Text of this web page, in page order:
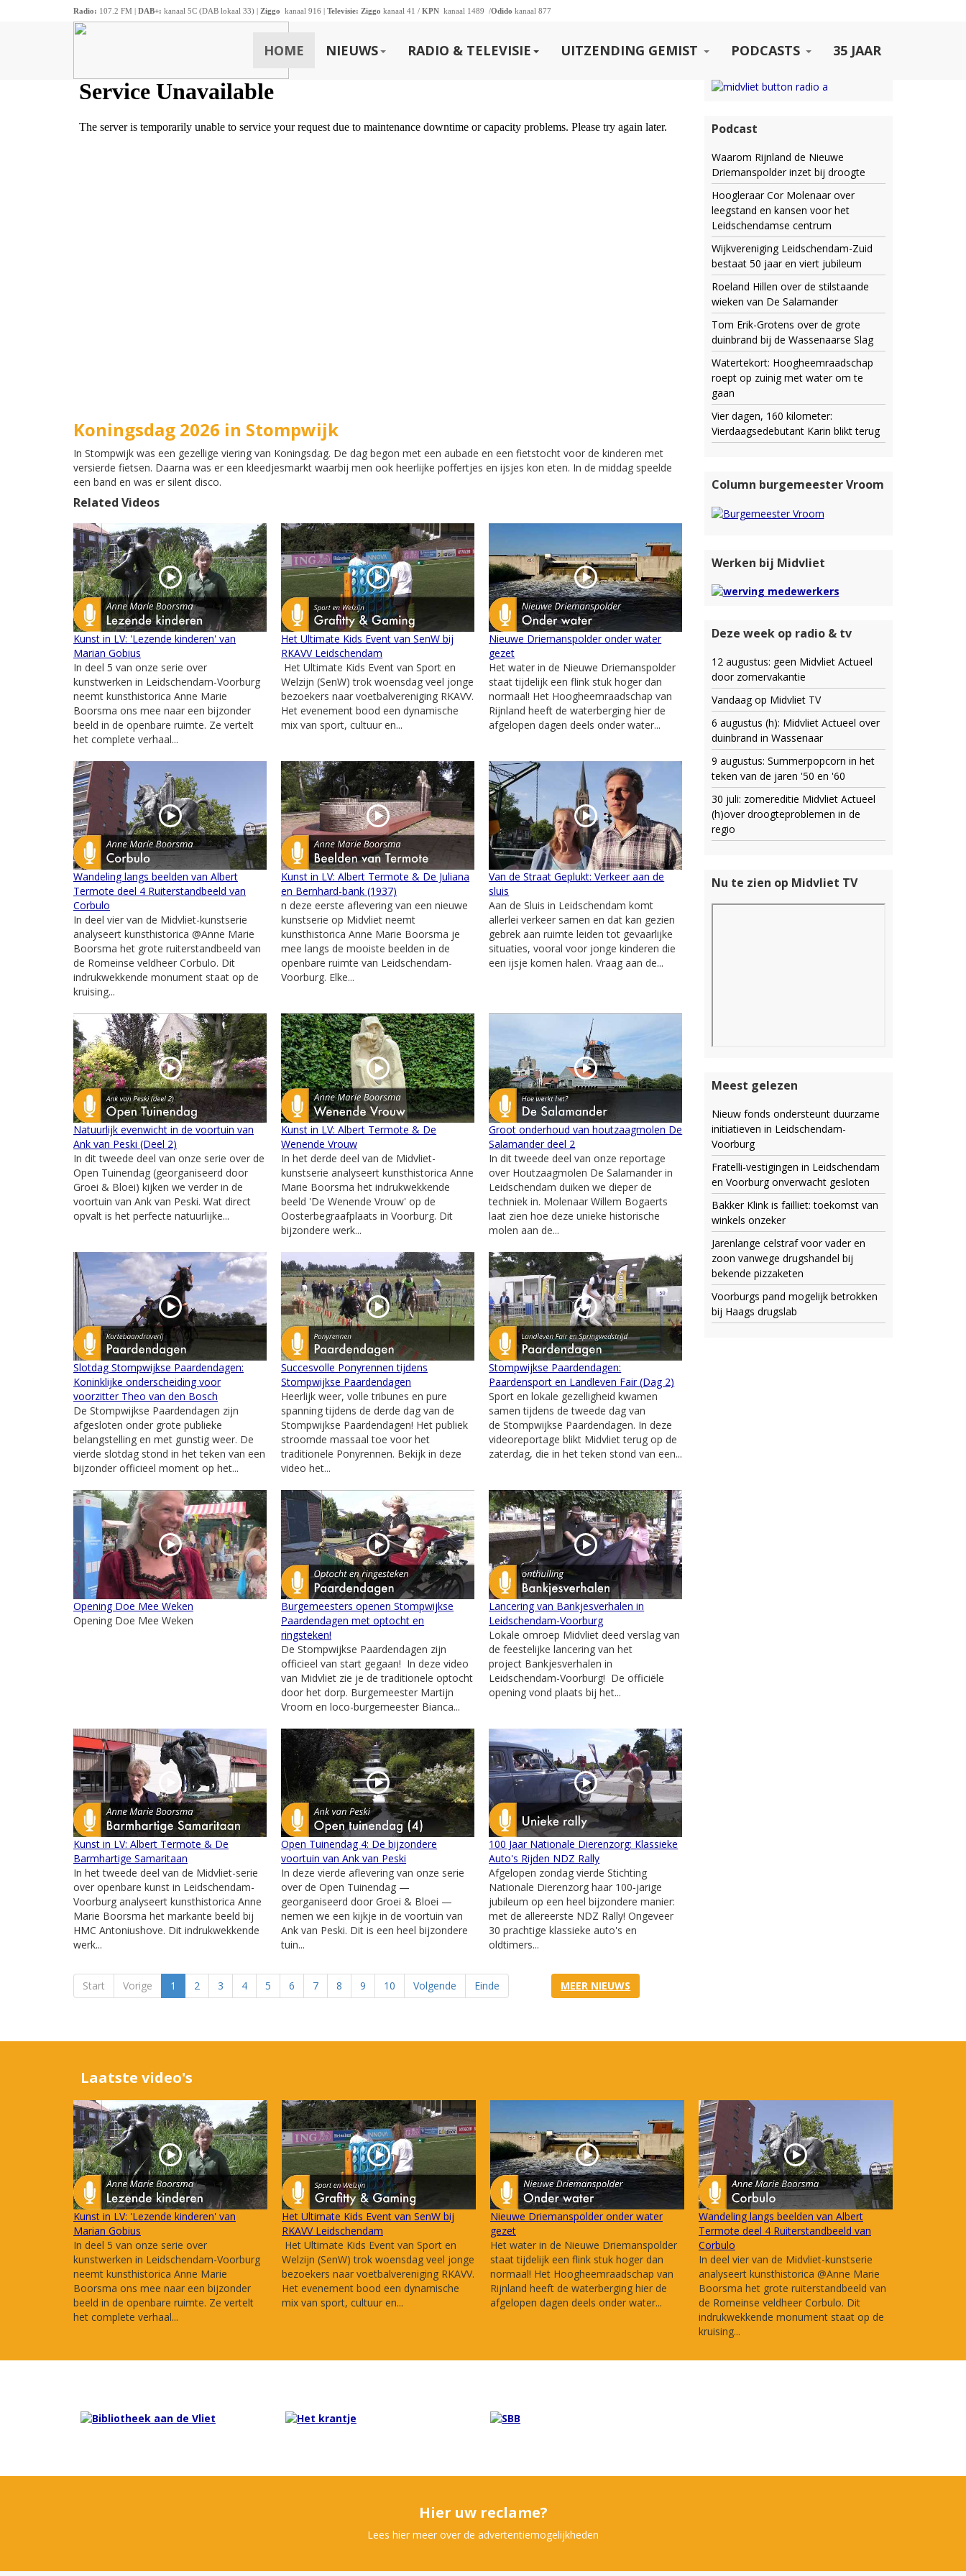
Radio: 107.2 FM | DAB+: kanaal 5C (DAB lokaal 33) | Ziggo kanaal 916 | Televisie: Ziggo kanaal 41 / KPN kanaal 1489 /Odido kanaal 877
HOME NIEUWS RADIO & TELEVISIE UITZENDING GEMIST PODCASTS 35 JAAR
Koningsdag 2026 in Stompwijk
In Stompwijk was een gezellige viering van Koningsdag. De dag begon met een aubade en een fietstocht voor de kinderen met
versierde fietsen. Daarna was er een kleedjesmarkt waarbij men ook heerlijke poffertjes en ijsjes kon eten. In de middag speelde
een band en was er silent disco.
Related Videos
Kunst in LV: 'Lezende kinderen' van
Marian Gobius
In deel 5 van onze serie over
kunstwerken in Leidschendam-Voorburg
neemt kunsthistorica Anne Marie
Boorsma ons mee naar een bijzonder
beeld in de openbare ruimte. Ze vertelt
het complete verhaal...
Het Ultimate Kids Event van SenW bij
RKAVV Leidschendam
Het Ultimate Kids Event van Sport en
Welzijn (SenW) trok woensdag veel jonge
bezoekers naar voetbalvereniging RKAVV.
Het evenement bood een dynamische
mix van sport, cultuur en...
Nieuwe Driemanspolder onder water
gezet
Het water in de Nieuwe Driemanspolder
staat tijdelijk een flink stuk hoger dan
normaal! Het Hoogheemraadschap van
Rijnland heeft de waterberging hier de
afgelopen dagen deels onder water...
Wandeling langs beelden van Albert
Termote deel 4 Ruiterstandbeeld van
Corbulo
In deel vier van de Midvliet-kunstserie
analyseert kunsthistorica @Anne Marie
Boorsma het grote ruiterstandbeeld van
de Romeinse veldheer Corbulo. Dit
indrukwekkende monument staat op de
kruising...
Kunst in LV: Albert Termote & De Juliana
en Bernhard-bank (1937)
n deze eerste aflevering van een nieuwe
kunstserie op Midvliet neemt
kunsthistorica Anne Marie Boorsma je
mee langs de mooiste beelden in de
openbare ruimte van Leidschendam-
Voorburg. Elke...
Van de Straat Geplukt: Verkeer aan de
sluis
Aan de Sluis in Leidschendam komt
allerlei verkeer samen en dat kan gezien
gebrek aan ruimte leiden tot gevaarlijke
situaties, vooral voor jonge kinderen die
een ijsje komen halen. Vraag aan de...
Natuurlijk evenwicht in de voortuin van
Ank van Peski (Deel 2)
In dit tweede deel van onze serie over de
Open Tuinendag (georganiseerd door
Groei & Bloei) kijken we verder in de
voortuin van Ank van Peski. Wat direct
opvalt is het perfecte natuurlijke...
Kunst in LV: Albert Termote & De
Wenende Vrouw
In het derde deel van de Midvliet-
kunstserie analyseert kunsthistorica Anne
Marie Boorsma het indrukwekkende
beeld 'De Wenende Vrouw' op de
Oosterbegraafplaats in Voorburg. Dit
bijzondere werk...
Groot onderhoud van houtzaagmolen De
Salamander deel 2
In dit tweede deel van onze reportage
over Houtzaagmolen De Salamander in
Leidschendam duiken we dieper de
techniek in. Molenaar Willem Bogaerts
laat zien hoe deze unieke historische
molen aan de...
Slotdag Stompwijkse Paardendagen:
Koninklijke onderscheiding voor
voorzitter Theo van den Bosch
De Stompwijkse Paardendagen zijn
afgesloten onder grote publieke
belangstelling en met gunstig weer. De
vierde slotdag stond in het teken van een
bijzonder officieel moment op het...
Succesvolle Ponyrennen tijdens
Stompwijkse Paardendagen
Heerlijk weer, volle tribunes en pure
spanning tijdens de derde dag van de
Stompwijkse Paardendagen! Het publiek
stroomde massaal toe voor het
traditionele Ponyrennen. Bekijk in deze
video het...
Stompwijkse Paardendagen:
Paardensport en Landleven Fair (Dag 2)
Sport en lokale gezelligheid kwamen
samen tijdens de tweede dag van
de Stompwijkse Paardendagen. In deze
videoreportage blikt Midvliet terug op de
zaterdag, die in het teken stond van een...
Opening Doe Mee Weken
Opening Doe Mee Weken
Burgemeesters openen Stompwijkse
Paardendagen met optocht en
ringsteken!
De Stompwijkse Paardendagen zijn
officieel van start gegaan! In deze video
van Midvliet zie je de traditionele optocht
door het dorp. Burgemeester Martijn
Vroom en loco-burgemeester Bianca...
Lancering van Bankjesverhalen in
Leidschendam-Voorburg
Lokale omroep Midvliet deed verslag van
de feestelijke lancering van het
project Bankjesverhalen in
Leidschendam-Voorburg! De officiële
opening vond plaats bij het...
Kunst in LV: Albert Termote & De
Barmhartige Samaritaan
In het tweede deel van de Midvliet-serie
over openbare kunst in Leidschendam-
Voorburg analyseert kunsthistorica Anne
Marie Boorsma het markante beeld bij
HMC Antoniushove. Dit indrukwekkende
werk...
Open Tuinendag 4: De bijzondere
voortuin van Ank van Peski
In deze vierde aflevering van onze serie
over de Open Tuinendag —
georganiseerd door Groei & Bloei —
nemen we een kijkje in de voortuin van
Ank van Peski. Dit is een heel bijzondere
tuin...
100 Jaar Nationale Dierenzorg: Klassieke
Auto's Rijden NDZ Rally
Afgelopen zondag vierde Stichting
Nationale Dierenzorg haar 100-jarige
jubileum op een heel bijzondere manier:
met de allereerste NDZ Rally! Ongeveer
30 prachtige klassieke auto's en
oldtimers...
Start Vorige 1 2 3 4 5 6 7 8 9 10 Volgende Einde MEER NIEUWS
Podcast
Waarom Rijnland de Nieuwe
Driemanspolder inzet bij droogte
Hoogleraar Cor Molenaar over
leegstand en kansen voor het
Leidschendamse centrum
Wijkvereniging Leidschendam-Zuid
bestaat 50 jaar en viert jubileum
Roeland Hillen over de stilstaande
wieken van De Salamander
Tom Erik-Grotens over de grote
duinbrand bij de Wassenaarse Slag
Watertekort: Hoogheemraadschap
roept op zuinig met water om te
gaan
Vier dagen, 160 kilometer:
Vierdaagsedebutant Karin blikt terug
Column burgemeester Vroom
Werken bij Midvliet
Deze week op radio & tv
12 augustus: geen Midvliet Actueel
door zomervakantie
Vandaag op Midvliet TV
6 augustus (h): Midvliet Actueel over
duinbrand in Wassenaar
9 augustus: Summerpopcorn in het
teken van de jaren '50 en '60
30 juli: zomereditie Midvliet Actueel
(h)over droogteproblemen in de
regio
Nu te zien op Midvliet TV
Meest gelezen
Nieuw fonds ondersteunt duurzame
initiatieven in Leidschendam-
Voorburg
Fratelli-vestigingen in Leidschendam
en Voorburg onverwacht gesloten
Bakker Klink is failliet: toekomst van
winkels onzeker
Jarenlange celstraf voor vader en
zoon vanwege drugshandel bij
bekende pizzaketen
Voorburgs pand mogelijk betrokken
bij Haags drugslab
Laatste video's
Kunst in LV: 'Lezende kinderen' van
Marian Gobius
In deel 5 van onze serie over
kunstwerken in Leidschendam-Voorburg
neemt kunsthistorica Anne Marie
Boorsma ons mee naar een bijzonder
beeld in de openbare ruimte. Ze vertelt
het complete verhaal...
Het Ultimate Kids Event van SenW bij
RKAVV Leidschendam
Het Ultimate Kids Event van Sport en
Welzijn (SenW) trok woensdag veel jonge
bezoekers naar voetbalvereniging RKAVV.
Het evenement bood een dynamische
mix van sport, cultuur en...
Nieuwe Driemanspolder onder water
gezet
Het water in de Nieuwe Driemanspolder
staat tijdelijk een flink stuk hoger dan
normaal! Het Hoogheemraadschap van
Rijnland heeft de waterberging hier de
afgelopen dagen deels onder water...
Wandeling langs beelden van Albert
Termote deel 4 Ruiterstandbeeld van
Corbulo
In deel vier van de Midvliet-kunstserie
analyseert kunsthistorica @Anne Marie
Boorsma het grote ruiterstandbeeld van
de Romeinse veldheer Corbulo. Dit
indrukwekkende monument staat op de
kruising...
Hier uw reclame?
Lees hier meer over de advertentiemogelijkheden